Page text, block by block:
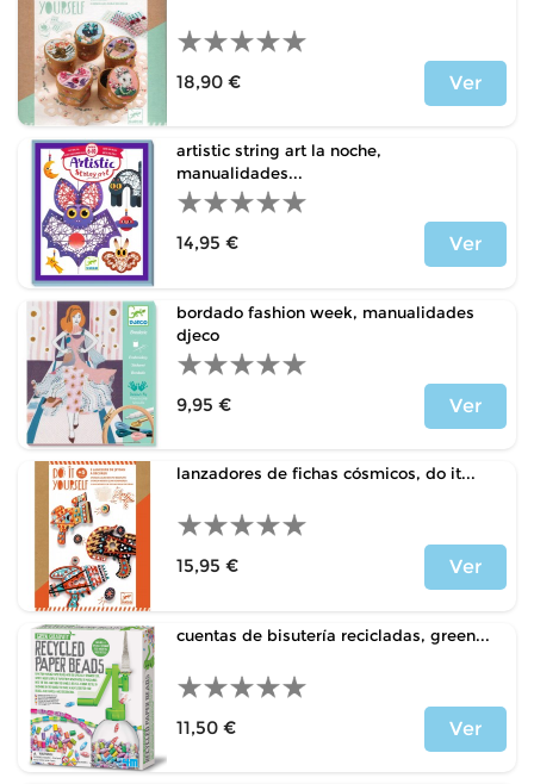
18,90 €
Ver
artistic string art la noche,
manualidades...
14,95 €
Ver
bordado fashion week, manualidades
djeco
9,95 €
Ver
lanzadores de fichas cósmicos, do it...
15,95 €
Ver
cuentas de bisutería recicladas, green...
11,50 €
Ver